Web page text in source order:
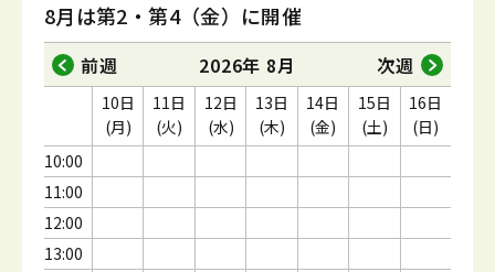
8月は第2・第4（金）に開催
前週 2026年 8月 次週
10:00
11:00
12:00
13:00
10日
(月)
11日
(火)
12日
(水)
13日
(木)
14日
(金)
15日
(土)
16日
(日)